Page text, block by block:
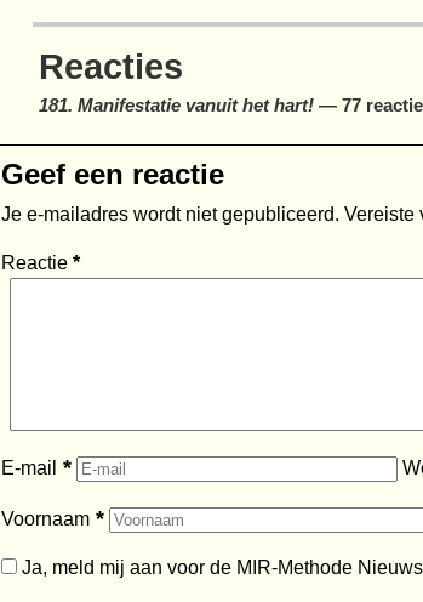
Reacties
181. Manifestatie vanuit het hart!— 77
Geef een reactie
Je e-mailadres wordt niet gepubliceerd. Vereiste
Reactie *
E-mail *
Voornaam *
Ja, meld mij aan voor de MIR-Methode